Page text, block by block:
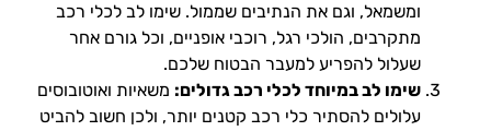
ומשמאל, וגם את הנתיבים שממול. שימו לב לכלי רכב
מתקרבים, הולכי רגל, רוכבי אופניים, וכל גורם אחר
שעלול להפריע למעבר הבטוח שלכם.
שימו לב במיוחד לכלי רכב גדולים: משאיות ואוטובוסים
עלולים להסתיר כלי רכב קטנים יותר, ולכן חשוב להביט